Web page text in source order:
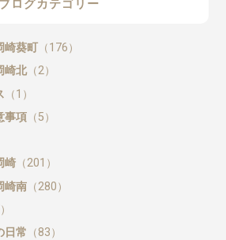
ブログカテゴリー
崎葵町（176）
崎北（2）
（1）
事項（5）
崎（201）
崎南（280）
日常 （83）